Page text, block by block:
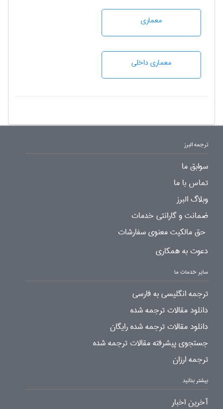
معماری
معماری داخلی
ترجمه البرز
سوابق ما
تماس با ما
وبلاگ البرز
ضمانت و گارانتی خدمات
حق مالکیت معنوی سفارشات
دعوت به همکاری
سایر خدمات ما
ترجمه انگلیسی به فارسی
دانلود مقالات ترجمه شده
دانلود مقالات ترجمه شده رایگان
جستجوی پیشرفته مقالات ترجمه شده
ترجمه ارزان
بیشتر بدانید
آخرین اخبار